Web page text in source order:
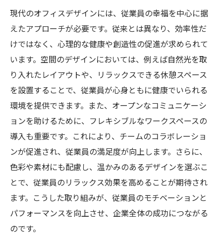
現代のオフィスデザインには、従業員の幸福を中心に据
えたアプローチが必要です。従来とは異なり、効率性だ
けではなく、心理的な健康や創造性の促進が求められて
います。空間のデザインにおいては、例えば自然光を取
り入れたレイアウトや、リラックスできる休憩スペース
を設置することで、従業員が心身ともに健康でいられる
環境を提供できます。また、オープンなコミュニケーシ
ョンを助けるために、フレキシブルなワークスペースの
導入も重要です。これにより、チームのコラボレーショ
ンが促進され、従業員の満足度が向上します。さらに、
色彩や素材にも配慮し、温かみのあるデザインを選ぶこ
とで、従業員のリラックス効果を高めることが期待され
ます。こうした取り組みが、従業員のモチベーションと
パフォーマンスを向上させ、企業全体の成功につながる
のです。